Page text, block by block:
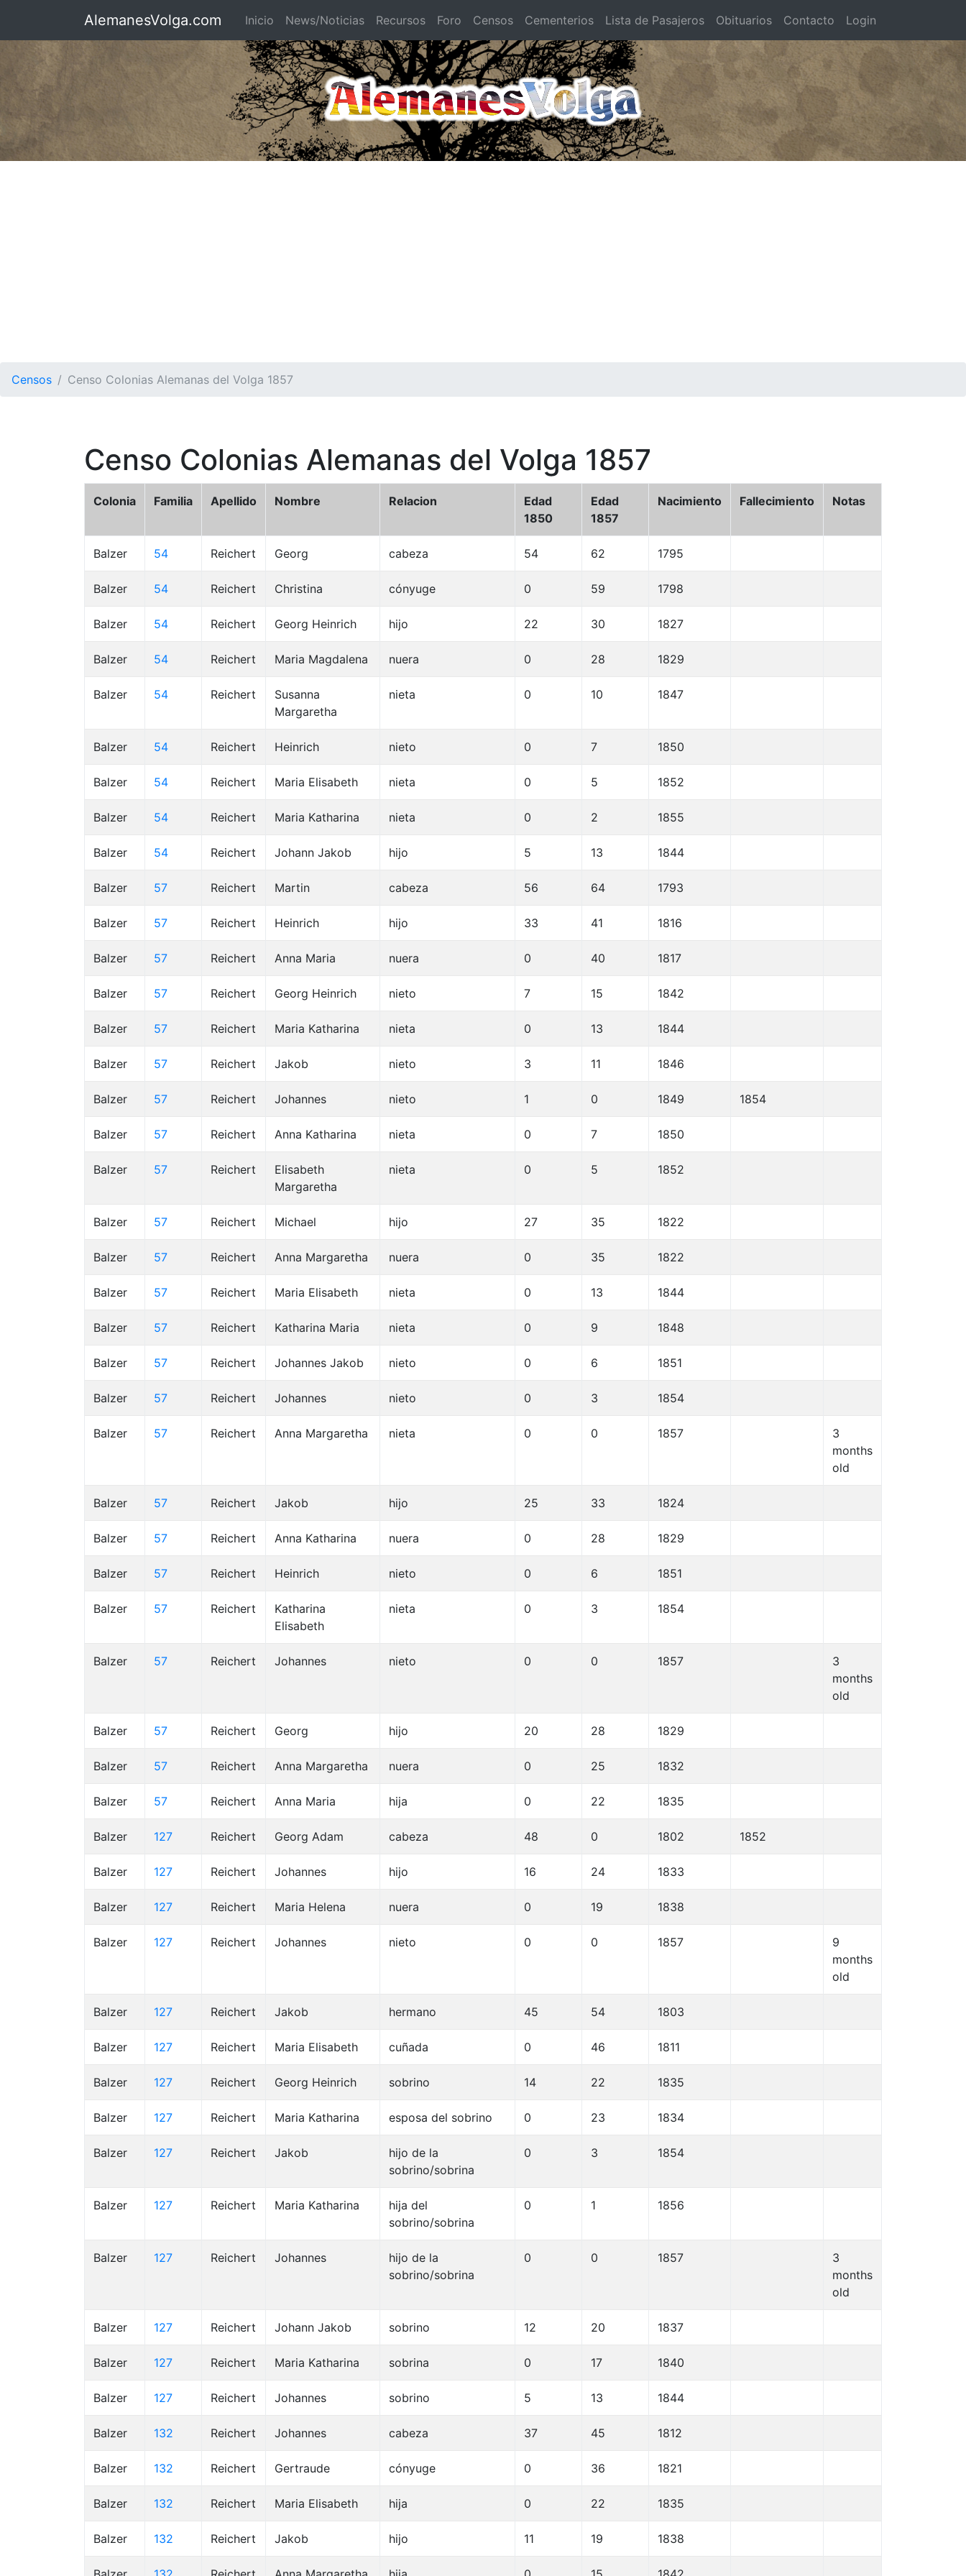
AlemanesVolga.com Inicio News/Noticias Recursos Foro Censos Cementerios Lista de Pasajeros Obituarios Contacto Login
Censos Censo Colonias Alemanas del Volga 1857
Censo Colonias Alemanas del Volga 1857
Colonia Familia Apellido Nombre Relacion
Edad
1850
Edad
1857
Nacimiento Fallecimiento Notas
Balzer 54 Reichert Georg cabeza 54 62 1795
Balzer 54 Reichert Christina cónyuge 0 59 1798
Balzer 54 Reichert Georg Heinrich hijo 22 30 1827
Balzer 54 Reichert Maria Magdalena nuera 0 28 1829
Balzer 54 Reichert
Susanna
Margaretha
nieta 0 10 1847
Balzer 54 Reichert Heinrich nieto 0 7 1850
Balzer 54 Reichert Maria Elisabeth nieta 0 5 1852
Balzer 54 Reichert Maria Katharina nieta 0 2 1855
Balzer 54 Reichert Johann Jakob hijo 5 13 1844
Balzer 57 Reichert Martin cabeza 56 64 1793
Balzer 57 Reichert Heinrich hijo 33 41 1816
Balzer 57 Reichert Anna Maria nuera 0 40 1817
Balzer 57 Reichert Georg Heinrich nieto 7 15 1842
Balzer 57 Reichert Maria Katharina nieta 0 13 1844
Balzer 57 Reichert Jakob nieto 3 11 1846
Balzer 57 Reichert Johannes nieto 1 0 1849 1854
Balzer 57 Reichert Anna Katharina nieta 0 7 1850
Balzer 57 Reichert
Elisabeth
Margaretha
nieta 0 5 1852
Balzer 57 Reichert Michael hijo 27 35 1822
Balzer 57 Reichert Anna Margaretha nuera 0 35 1822
Balzer 57 Reichert Maria Elisabeth nieta 0 13 1844
Balzer 57 Reichert Katharina Maria nieta 0 9 1848
Balzer 57 Reichert Johannes Jakob nieto 0 6 1851
Balzer 57 Reichert Johannes nieto 0 3 1854
Balzer 57 Reichert Anna Margaretha nieta 0 0 1857
3
months
old
Balzer 57 Reichert Jakob hijo 25 33 1824
Balzer 57 Reichert Anna Katharina nuera 0 28 1829
Balzer 57 Reichert Heinrich nieto 0 6 1851
Balzer 57 Reichert
Katharina
Elisabeth
nieta 0 3 1854
Balzer 57 Reichert Johannes nieto 0 0 1857
3
months
old
Balzer 57 Reichert Georg hijo 20 28 1829
Balzer 57 Reichert Anna Margaretha nuera 0 25 1832
Balzer 57 Reichert Anna Maria hija 0 22 1835
Balzer 127 Reichert Georg Adam cabeza 48 0 1802 1852
Balzer 127 Reichert Johannes hijo 16 24 1833
Balzer 127 Reichert Maria Helena nuera 0 19 1838
Balzer 127 Reichert Johannes nieto 0 0 1857
9
months
old
Balzer 127 Reichert Jakob hermano 45 54 1803
Balzer 127 Reichert Maria Elisabeth cuñada 0 46 1811
Balzer 127 Reichert Georg Heinrich sobrino 14 22 1835
Balzer 127 Reichert Maria Katharina esposa del sobrino 0 23 1834
Balzer 127 Reichert Jakob
hijo de la
sobrino/sobrina
0 3 1854
Balzer 127 Reichert Maria Katharina
hija del
sobrino/sobrina
0 1 1856
Balzer 127 Reichert Johannes
hijo de la
sobrino/sobrina
0 0 1857
3
months
old
Balzer 127 Reichert Johann Jakob sobrino 12 20 1837
Balzer 127 Reichert Maria Katharina sobrina 0 17 1840
Balzer 127 Reichert Johannes sobrino 5 13 1844
Balzer 132 Reichert Johannes cabeza 37 45 1812
Balzer 132 Reichert Gertraude cónyuge 0 36 1821
Balzer 132 Reichert Maria Elisabeth hija 0 22 1835
Balzer 132 Reichert Jakob hijo 11 19 1838